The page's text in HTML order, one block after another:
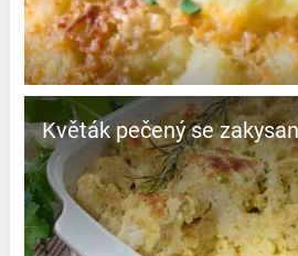
Květák pečený se